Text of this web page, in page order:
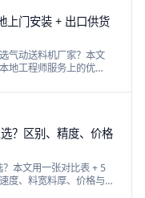
上门安装 + 出口供货
气动送料机厂家？本文
地工程师服务上的优
？区别、精度、价格
本文用一张对比表 + 5
度、料宽料厚、价格与